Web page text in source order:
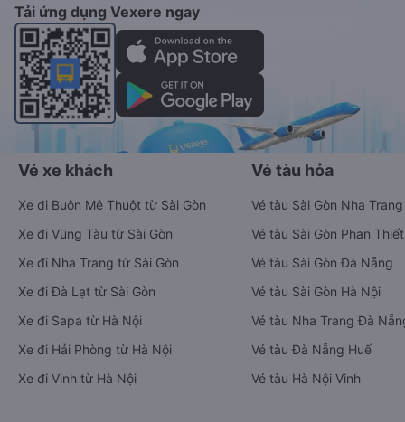
Tải ứng dụng Vexere ngay
Vé xe khách
Xe đi Buôn Mê Thuột từ Sài Gòn
Xe đi Vũng Tàu từ Sài Gòn
Xe đi Nha Trang từ Sài Gòn
Xe đi Đà Lạt từ Sài Gòn
Xe đi Sapa từ Hà Nội
Xe đi Hải Phòng từ Hà Nội
Xe đi Vinh từ Hà Nội
Vé tàu hỏa
Vé tàu Sài Gòn Nha Trang
Vé tàu Sài Gòn Phan Thiết
Vé tàu Sài Gòn Đà Nẵng
Vé tàu Sài Gòn Hà Nội
Vé tàu Nha Trang Đà
Vé tàu Đà Nẵng Huế
Vé tàu Hà Nội Vinh